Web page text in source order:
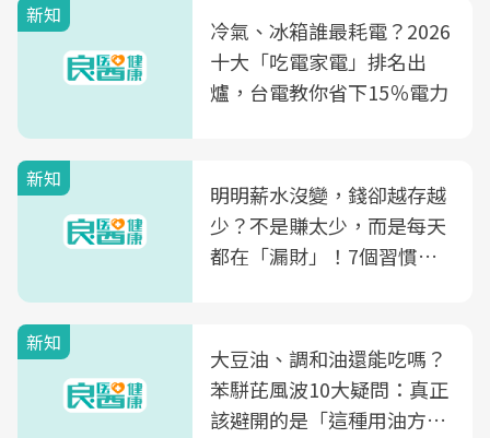
新知
冷氣、冰箱誰最耗電？2026
十大「吃電家電」排名出
爐，台電教你省下15％電力
新知
明明薪水沒變，錢卻越存越
少？不是賺太少，而是每天
都在「漏財」！7個習慣一
新知
大豆油、調和油還能吃嗎？
苯駢芘風波10大疑問：真正
該避開的是「這種用油方